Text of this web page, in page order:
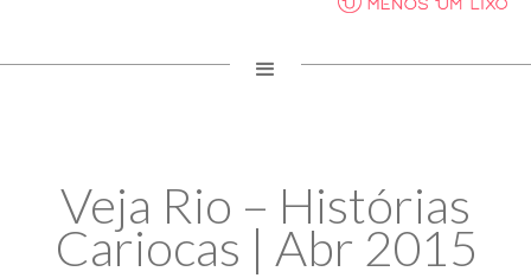
Veja Rio – Histórias
Cariocas | Abr 2015